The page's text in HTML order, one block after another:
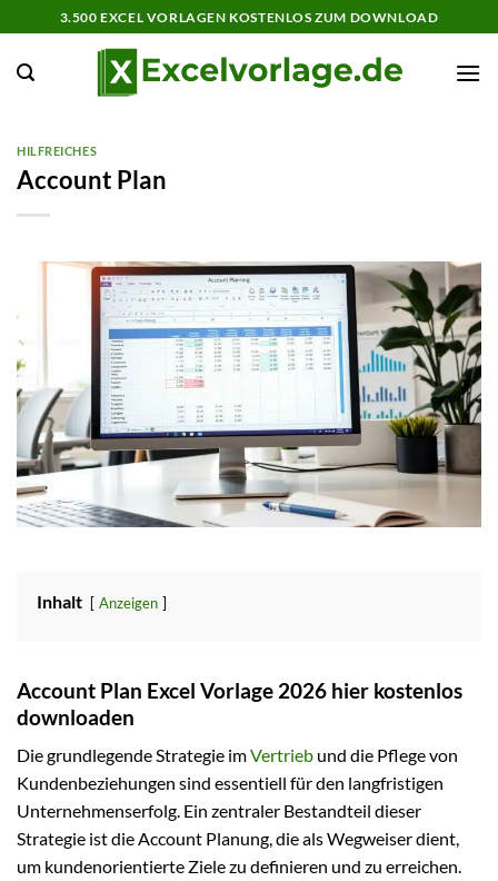
Inhalt
springen
3.500 EXCEL VORLAGEN KOSTENLOS ZUM DOWNLOAD
HILFREICHES
Account Plan
Inhalt Anzeigen
Account Plan Excel Vorlage 2026 hier kostenlos
downloaden
Die grundlegende Strategie imVertrieb und die Pflege von
Kundenbeziehungen sind essentiell für den langfristigen
Unternehmenserfolg. Ein zentraler Bestandteil dieser
Strategie ist die Account Planung, die als Wegweiser dient,
um kundenorientierte Ziele zu definieren und zu erreichen.